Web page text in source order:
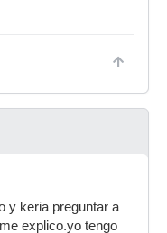
y keria preguntar a
explico.yo tengo